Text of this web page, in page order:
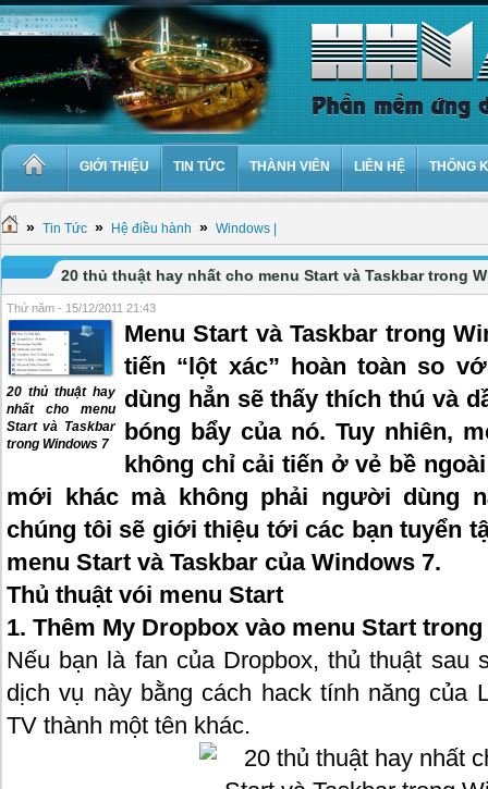
GIỚI THIỆU TIN TỨC THÀNH VIÊN LIÊN HỆ THỐNG
» Tin Tức » Hệ điều hành » Windows |
20 thủ thuật hay nhất cho menu Start và Taskbar trong
Thứ năm - 15/12/2011 21:43
20 thủ thuật hay
nhất cho menu
Start và Taskbar
trong Windows 7
Menu Start và Taskbar trong
tiến “lột xác” hoàn toàn so
dùng hẳn sẽ thấy thích thú và
bóng bẩy của nó. Tuy nhiên,
không chỉ cải tiến ở vẻ bề
mới khác mà không phải người dùng
chúng tôi sẽ giới thiệu tới các bạn tuyển
menu Start và Taskbar của Windows 7.
Thủ thuật vói menu Start
1. Thêm My Dropbox vào menu Start
Nếu bạn là fan của Dropbox, thủ thuật sau
dịch vụ này bằng cách hack tính năng của
TV thành một tên khác.